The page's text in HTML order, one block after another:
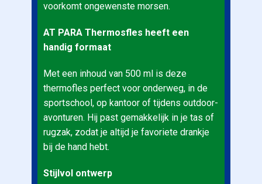
voorkomt ongewenste morsen.
AT PARA Thermosfles heeft een
handig formaat
Met een inhoud van 500 ml is deze
thermofles perfect voor onderweg, in de
sportschool, op kantoor of tijdens outdoor-
avonturen. Hij past gemakkelijk in je tas of
rugzak, zodat je altijd je favoriete drankje
bij de hand hebt.
Stijlvol ontwerp